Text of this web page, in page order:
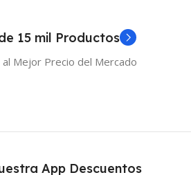
15 mil Productos
Mejor Precio del Mercado
App Descuentos